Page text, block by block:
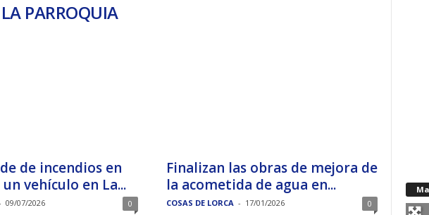
PARROQUIA
de incendios en
vehículo en La...
09/07/2026 0
Finalizan las obras de mejora de
la acometida de agua en...
COSAS DE LORCA - 17/01/2026 0